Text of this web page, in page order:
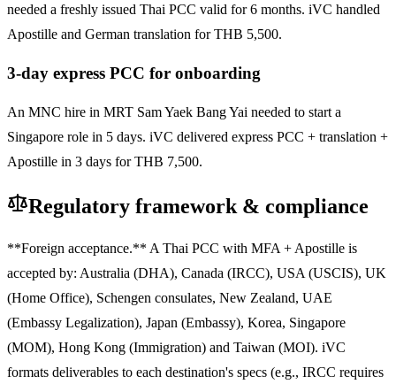
needed a freshly issued Thai PCC valid for 6 months. iVC handled
Apostille and German translation for THB 5,500.
3-day express PCC for onboarding
An MNC hire in MRT Sam Yaek Bang Yai needed to start a
Singapore role in 5 days. iVC delivered express PCC + translation +
Apostille in 3 days for THB 7,500.
Regulatory framework & compliance
**Foreign acceptance.** A Thai PCC with MFA + Apostille is
accepted by: Australia (DHA), Canada (IRCC), USA (USCIS), UK
(Home Office), Schengen consulates, New Zealand, UAE
(Embassy Legalization), Japan (Embassy), Korea, Singapore
(MOM), Hong Kong (Immigration) and Taiwan (MOI). iVC
formats deliverables to each destination's specs (e.g., IRCC requires